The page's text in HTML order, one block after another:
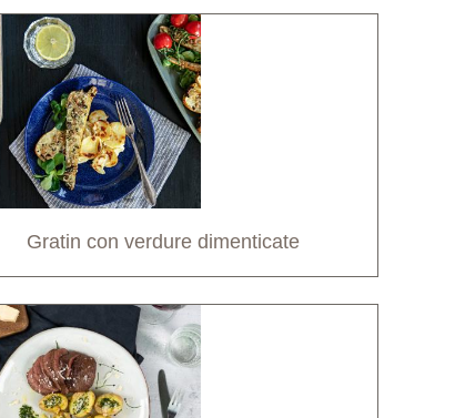
Gratin con verdure dimenticate